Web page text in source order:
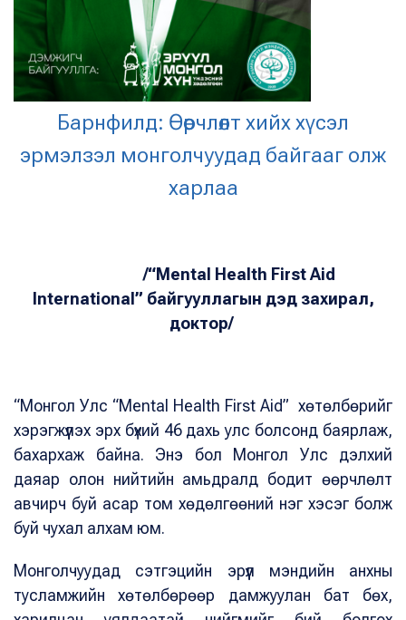
Барнфилд: Өөрчлөлт хийх хүсэл
эрмэлзэл монголчуудад байгааг олж
харлаа
/“Mental Health First Aid
International” байгууллагын дэд захирал,
доктор/
“Монгол Улс “Mental Health First Aid” хөтөлбөрийг
хэрэгжүүлэх эрх бүхий 46 дахь улс болсонд баярлаж,
бахархаж байна. Энэ бол Монгол Улс дэлхий
даяар олон нийтийн амьдралд бодит өөрчлөлт
авчирч буй асар том хөдөлгөөний нэг хэсэг болж
буй чухал алхам юм.
Монголчуудад сэтгэцийн эрүүл мэндийн анхны
тусламжийн хөтөлбөрөөр дамжуулан бат бөх,